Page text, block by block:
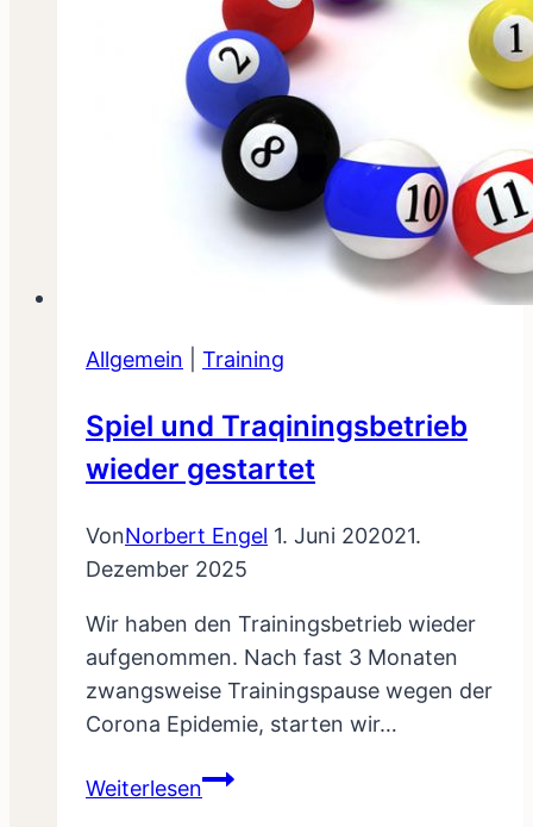
Allgemein Training
Spiel und Traqiningsbetrieb
wieder gestartet
VonNorbert Engel 1. Juni 202021.
Dezember 2025
Wir haben den Trainingsbetrieb wieder
aufgenommen. Nach fast 3 Monaten
zwangsweise Trainingspause wegen der
Corona Epidemie, starten wir…
WeiterlesenSpiel